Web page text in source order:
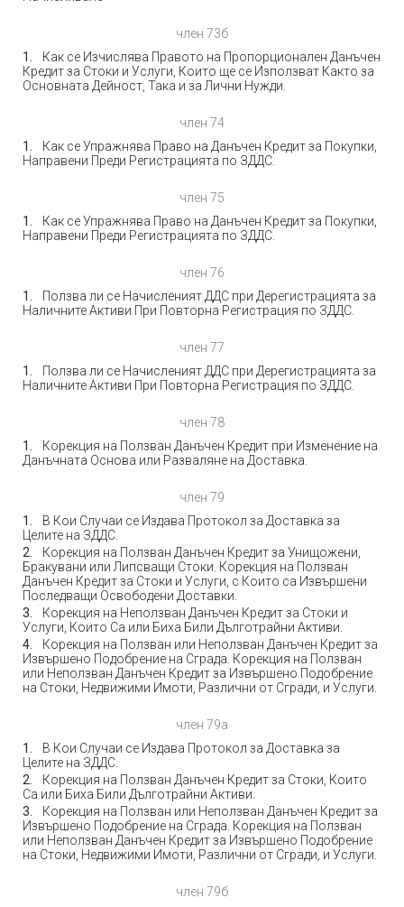
член 73б
Как се Изчислява Правото на Пропорционален Данъчен
Кредит за Стоки и Услуги, Които ще се Използват Както за
Основната Дейност, Така и за Лични Нужди.
член 74
Как се Упражнява Право на Данъчен Кредит за Покупки,
Направени Преди Регистрацията по ЗДДС.
член 75
Как се Упражнява Право на Данъчен Кредит за Покупки,
Направени Преди Регистрацията по ЗДДС.
член 76
Ползва ли се Начисленият ДДС при Дерегистрацията за
Наличните Активи При Повторна Регистрация по ЗДДС.
член 77
Ползва ли се Начисленият ДДС при Дерегистрацията за
Наличните Активи При Повторна Регистрация по ЗДДС.
член 78
Корекция на Ползван Данъчен Кредит при Изменение на
Данъчната Основа или Разваляне на Доставка.
член 79
В Кои Случаи се Издава Протокол за Доставка за
Целите на ЗДДС.
Корекция на Ползван Данъчен Кредит за Унищожени,
Бракувани или Липсващи Стоки. Корекция на Ползван
Данъчен Кредит за Стоки и Услуги, с Които са Извършени
Последващи Освободени Доставки.
Корекция на Неползван Данъчен Кредит за Стоки и
Услуги, Които Са или Биха Били Дълготрайни Активи.
Корекция на Ползван или Неползван Данъчен Кредит за
Извършено Подобрение на Сграда. Корекция на Ползван
или Неползван Данъчен Кредит за Извършено Подобрение
на Стоки, Недвижими Имоти, Различни от Сгради, и Услуги.
член 79а
В Кои Случаи се Издава Протокол за Доставка за
Целите на ЗДДС.
Корекция на Ползван Данъчен Кредит за Стоки, Които
Са или Биха Били Дълготрайни Активи.
Корекция на Ползван или Неползван Данъчен Кредит за
Извършено Подобрение на Сграда. Корекция на Ползван
или Неползван Данъчен Кредит за Извършено Подобрение
на Стоки, Недвижими Имоти, Различни от Сгради, и Услуги.
член 79б